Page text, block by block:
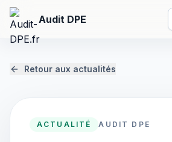
Audit DPE
Retour aux actualités
ACTUALITÉ AUDIT DPE